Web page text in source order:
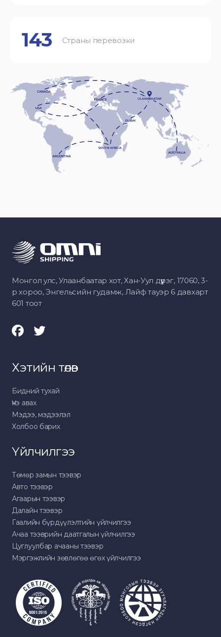
143 Страны перевозки
Монгол улс, Улаанбаатар хот, Хан-Уул дүүрэг, 17060, 3-
р хороо, Энгельсийн гудамж, Лайф тауэр 6 давхарт
601 тоот
Хэтийн төлөв
Бидний тухай
Үнэ авах
Мэдээ, мэдээлэл
Холбоо барих
Үйлчилгээ
Төмөр замын тээвэр
Авто тээвэр
Агаарын тээвэр
Далайн тээвэр
Гаалийн бүрдүүлэлтийн үйлчилгээ
Ачаа тээврийн даатгалын үйлчилгээ
Цуглуулбар ачааны тээвэр
Мэргэжлийн зөвлөгөө өгөх үйлчилгээ